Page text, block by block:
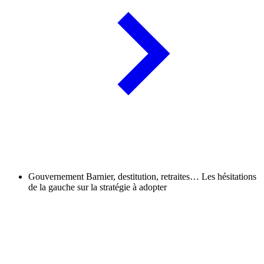
Gouvernement Barnier, destitution, retraites… Les hésitations
de la gauche sur la stratégie à adopter